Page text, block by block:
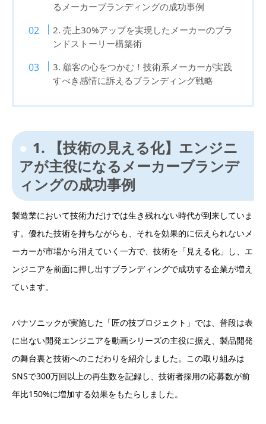
るメーカーブランディングの成功事例
2. 売上30%アップを実現したメーカーのブラ
ンドストーリー構築術
3. 顧客の心をつかむ！技術系メーカーが実践
すべき感情に訴えるブランディング戦略
1. 【技術の見える化】エンジニ
アが主役になるメーカーブランデ
ィングの成功事例
製造業において技術力だけでは生き残れない時代が到来していま
す。優れた技術を持ちながらも、それを効果的に伝えられないメ
ーカーが市場から消えていく一方で、技術を「見える化」し、エ
ンジニアを前面に押し出すブランディングで成功する企業が増え
ています。
パナソニックが実施した「匠の技プロジェクト」では、普段は表
に出ない開発エンジニアを動画シリーズの主役に据え、製品開発
の舞台裏と技術へのこだわりを紹介しました。この取り組みは
SNSで300万回以上の再生数を記録し、技術者採用の応募数が前
年比150%に増加する効果をもたらしました。